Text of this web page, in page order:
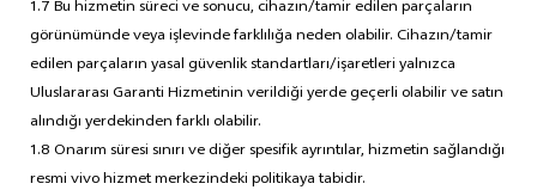
1.7 Bu hizmetin süreci ve sonucu, cihazın/tamir edilen parçaların
görünümünde veya işlevinde farklılığa neden olabilir. Cihazın/tamir
edilen parçaların yasal güvenlik standartları/işaretleri yalnızca
Uluslararası Garanti Hizmetinin verildiği yerde geçerli olabilir ve satın
alındığı yerdekinden farklı olabilir.
1.8 Onarım süresi sınırı ve diğer spesifik ayrıntılar, hizmetin sağlandığı
resmi vivo hizmet merkezindeki politikaya tabidir.